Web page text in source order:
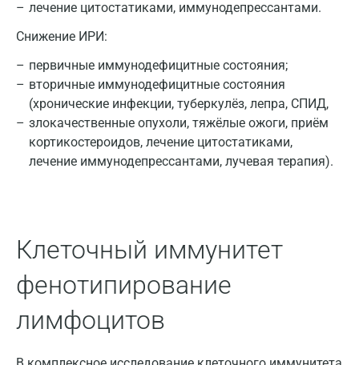
лечение цитостатиками, иммунодепрессантами.
Снижение ИРИ:
первичные иммунодефицитные состояния;
вторичные иммунодефицитные состояния
(хронические инфекции, туберкулёз, лепра, СПИД,
злокачественные опухоли, тяжёлые ожоги, приём
кортикостероидов, лечение цитостатиками,
лечение иммунодепрессантами, лучевая терапия).
Клеточный иммунитет
фенотипирование
лимфоцитов
Ижевск
Йошкар-Ола
Калининград
Калуга
Кемерово
Кострома
Котельники
Красногорск